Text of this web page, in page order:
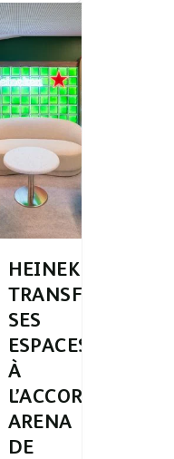
HEINEKEN
TRANSFORME
SES
ESPACES
À
L’ACCOR
ARENA
DE